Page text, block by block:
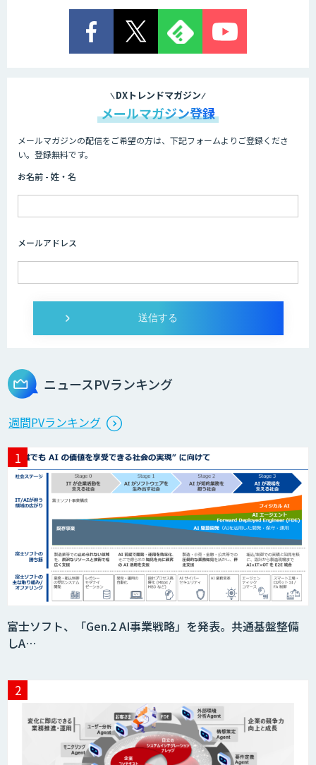
AI受託開発（データ分析・画像認識）
AI生産スケジューラ 最適ワークス
AIモデル開発
MAISTER™
収益最大化モデル
PriceRobo
ビス
アドバンスドアナリティクス
DXトレンドマガジン
メールマガジン登録
メールマガジンの配信をご希望の方は、下記フォームよりご登録くださ
い。登録無料です。
お名前 - 姓・名
メールアドレス
ニュースPVランキング
週間PVランキング
富士ソフト、「Gen.2 AI事業戦略」を発表。共通基盤整備
しA…